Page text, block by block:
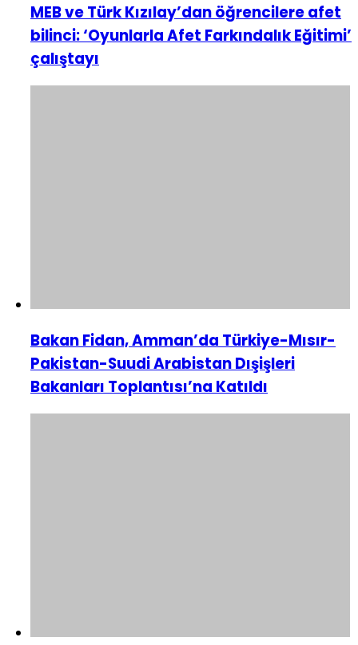
MEB ve Türk Kızılay’dan öğrencilere afet
bilinci: ‘Oyunlarla Afet Farkındalık Eğitimi’
çalıştayı
Bakan Fidan, Amman’da Türkiye-Mısır-
Pakistan-Suudi Arabistan Dışişleri
Bakanları Toplantısı’na Katıldı